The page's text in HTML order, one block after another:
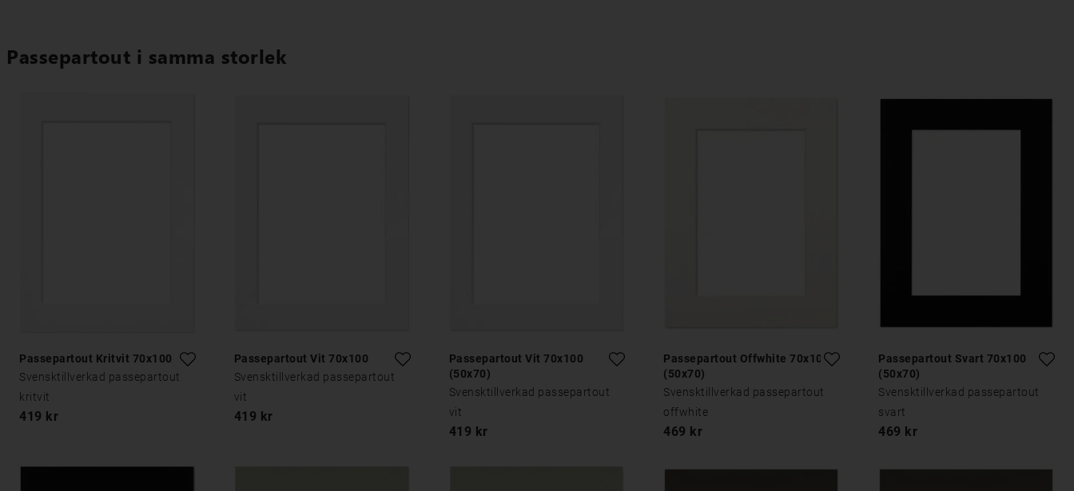
Passepartout i samma storlek
Passepartout Kritvit 70x100
Svensktillverkad passepartout
kritvit
419 kr
Passepartout Vit 70x100
Svensktillverkad passepartout
vit
419 kr
Passepartout Vit 70x100
(50x70)
Svensktillverkad passepartout
vit
419 kr
Passepartout Offwhite 70x100
(50x70)
Svensktillverkad passepartout
offwhite
469 kr
Passepartout Svart 70x100
(50x70)
Svensktillverkad passepartout
svart
469 kr